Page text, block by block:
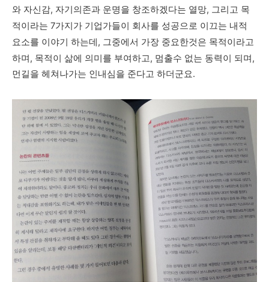
와 자신감, 자기의존과 운명을 창조하겠다는 열망, 그리고 목
적이라는 7가지가 기업가들이 회사를 성공으로 이끄는 내적
요소를 이야기 하는데, 그중에서 가장 중요한것은 목적이라고
하며, 목적이 삶에 의미를 부여하고, 멈출수 없는 동력이 되며,
먼길을 헤쳐나가는 인내심을 준다고 하더군요.